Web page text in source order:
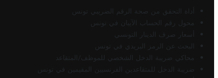
أداة التحقق من صحة الرقم الضريبي تونس
محول رقم الحساب الآيبان في تونس
أسعار صرف الدينار التونسي
البحث عن الرمز البريدي في تونس
محاكي ضريبة الدخل الشخصي للموظف/المتقاعد
ضريبة الدخل للمتقاعدين الفرنسيين المقيمين في تونس